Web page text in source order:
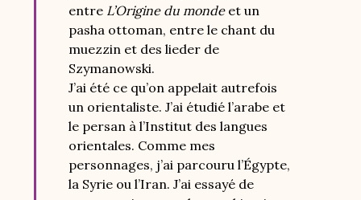
entre L’Origine du mondeet un
pasha ottoman, entre le chant du
muezzin et des lieder de
Szymanowski.
J’ai été ce qu’on appelait autrefois
un orientaliste. J’ai étudié l’arabe et
le persan à l’Institut des langues
orientales. Comme mes
personnages, j’ai parcouru l’Égypte,
la Syrie ou l’Iran. J’ai essayé de